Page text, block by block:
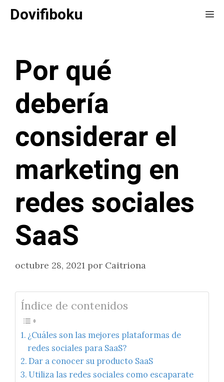
SaltarDovifiboku
Por qué
debería
considerar el
marketing en
redes sociales
SaaS
octubre 28, 2021 por Caitriona
Índice de contenidos
¿Cuáles son las mejores plataformas de
redes sociales para SaaS?
Dar a conocer su producto SaaS
Utiliza las redes sociales como escaparate